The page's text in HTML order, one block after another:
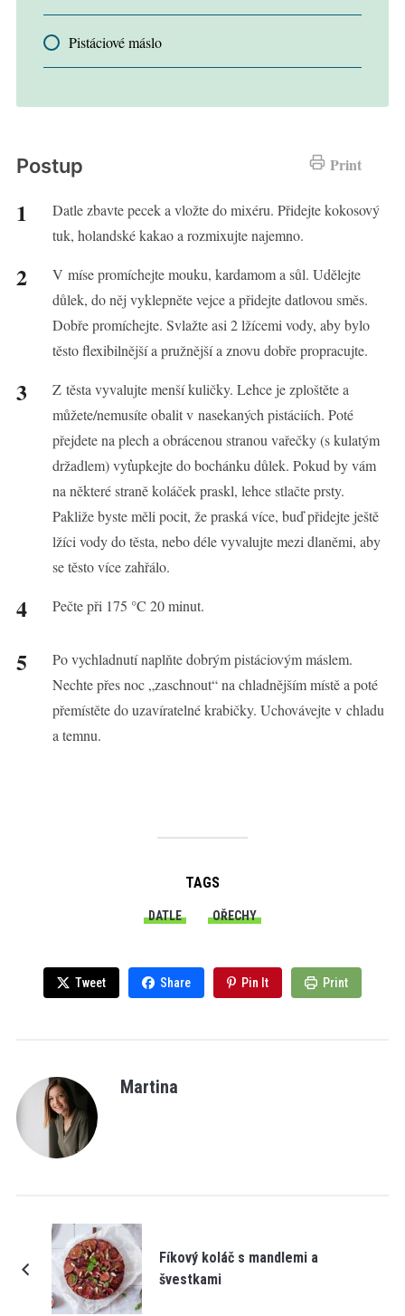
Pistáciové máslo
Print
Postup
Datle zbavte pecek a vložte do mixéru. Přidejte kokosový
tuk, holandské kakao a rozmixujte najemno.
V míse promíchejte mouku, kardamom a sůl. Udělejte
důlek, do něj vyklepněte vejce a přidejte datlovou směs.
Dobře promíchejte. Svlažte asi 2 lžícemi vody, aby bylo
těsto flexibilnější a pružnější a znovu dobře propracujte.
Z těsta vyvalujte menší kuličky. Lehce je zploštěte a
můžete/nemusíte obalit v nasekaných pistáciích. Poté
přejdete na plech a obrácenou stranou vařečky (s kulatým
držadlem) vyťupkejte do bochánku důlek. Pokud by vám
na některé straně koláček praskl, lehce stlačte prsty.
Pakliže byste měli pocit, že praská více, buď přidejte ještě
lžíci vody do těsta, nebo déle vyvalujte mezi dlaněmi, aby
se těsto více zahřálo.
Pečte při 175 °C 20 minut.
Po vychladnutí naplňte dobrým pistáciovým máslem.
Nechte přes noc „zaschnout“ na chladnějším místě a poté
přemístěte do uzavíratelné krabičky. Uchovávejte v chladu
a temnu.
TAGS
DATLE OŘECHY
Tweet Share Pin It Print
Martina
Fíkový koláč s mandlemi a
švestkami